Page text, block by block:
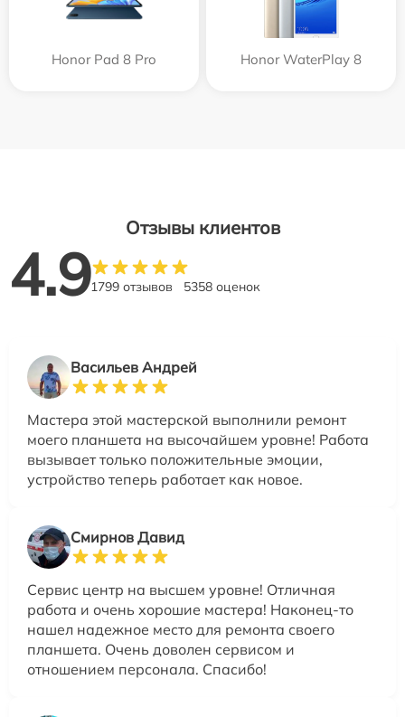
Honor Pad 8 Pro Honor WaterPlay 8
Отзывы клиентов
4.91799 отзывов 5358 оценок
Васильев Андрей
Мастера этой мастерской выполнили ремонт
моего планшета на высочайшем уровне! Работа
вызывает только положительные эмоции,
устройство теперь работает как новое.
Смирнов Давид
Сервис центр на высшем уровне! Отличная
работа и очень хорошие мастера! Наконец-то
нашел надежное место для ремонта своего
планшета. Очень доволен сервисом и
отношением персонала. Спасибо!